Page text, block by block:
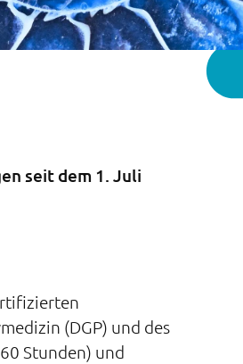
seit dem 1. Juli
(DGP) und des
Stunden) und